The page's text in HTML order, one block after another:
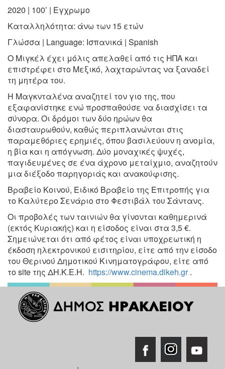
2020 | 100’ | Εγχρωμο
Καταλληλότητα: άνω των 15 ετών
Γλώσσα | Language: Ισπανικά | Spanish
Ο Μιγκέλ έχει μόλις απελαθεί από τις ΗΠΑ και
επιστρέφει στο Μεξικό, λαχταρώντας να ξαναδεί
τη μητέρα του.
Η Μαγκνταλένα αναζητεί τον γιο της, που
εξαφανίστηκε ενώ προσπαθούσε να διασχίσει τα
σύνορα. Οι δρόμοι των δύο ηρώων θα
διασταυρωθούν, καθώς περιπλανώνται στις
παραμεθόριες ερημιές, όπου βασιλεύουν η ανομία,
η βία και η απόγνωση. Δύο μοναχικές ψυχές,
παγιδευμένες σε ένα άχρονο μεταίχμιο, αναζητούν
μια διέξοδο παρηγοριάς και ανακούφισης.
Βραβείο Κοινού, Ειδικό Βραβείο της Επιτροπής για
το Καλύτερο Σενάριο στο Φεστιβάλ του Σάντανς.
Οι προβολές των ταινιών θα γίνονται καθημερινά
(εκτός Κυριακής) και η είσοδος είναι στα 3,5 €.
Σημειώνεται ότι από φέτος είναι υποχρεωτική η
έκδοση ηλεκτρονικού εισιτηρίου, είτε από την είσοδο
του Θερινού Δημοτικού Κινηματογράφου, είτε από
το site της ΔΗ.Κ.Ε.Η. https://www.cinema.dikeh.gr.